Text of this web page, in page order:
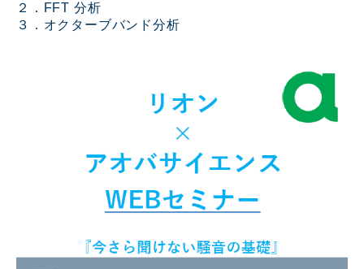
２．FFT 分析
３．オクターブバンド分析